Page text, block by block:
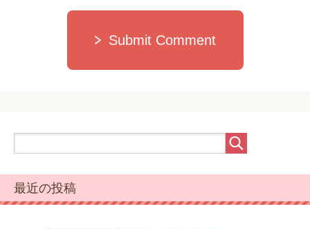
Submit Comment
最近の投稿